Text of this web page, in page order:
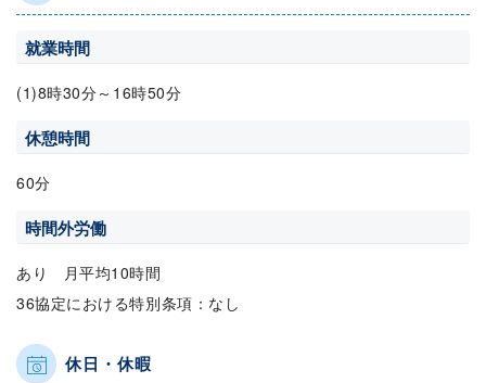
就業時間
(1)8時30分～16時50分
休憩時間
60分
時間外労働
あり 月平均10時間
36協定における特別条項：なし
休日・休暇